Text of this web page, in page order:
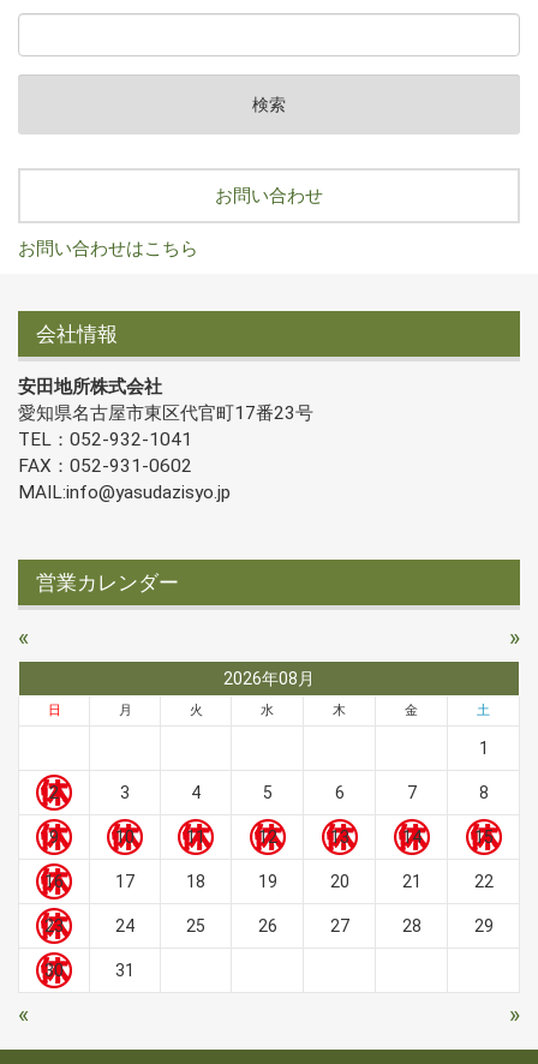
お問い合わせ
お問い合わせはこちら
会社情報
安田地所株式会社
愛知県名古屋市東区代官町17番23号
TEL：052-932-1041
FAX：052-931-0602
MAIL:info@yasudazisyo.jp
営業カレンダー
« »
2026年08月
日 月 火 水 木 金 土
1
2 3 4 5 6 7 8
9 10 11 12 13 14 15
16 17 18 19 20 21 22
23 24 25 26 27 28 29
30 31
« »